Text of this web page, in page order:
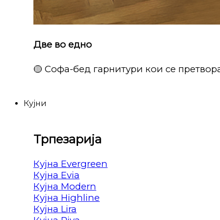
Две во едно
🟡 Софа-бед гарнитури кои се
Кујни
Трпезарија
Кујна Evergreen
Кујна Evia
Кујна Modern
Кујна Highline
Кујна Lira